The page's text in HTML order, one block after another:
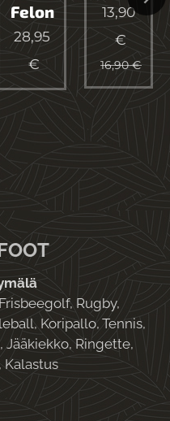
Felon
28,95
€
13,90
€
16,90€
Rugby,
Koripallo, Tennis,
Jääkiekko, Ringette,
Kalastus